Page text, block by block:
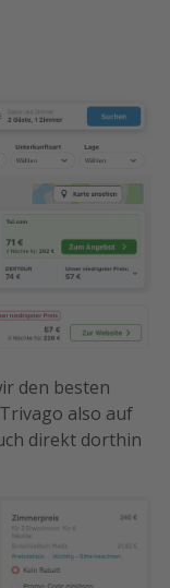
den besten
also auf
direkt dorthin